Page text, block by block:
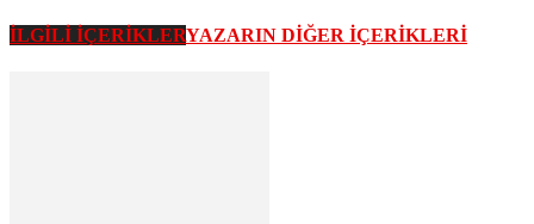
İLGİLİ İÇERİKLERYAZARIN DİĞER İÇERİKLERİ